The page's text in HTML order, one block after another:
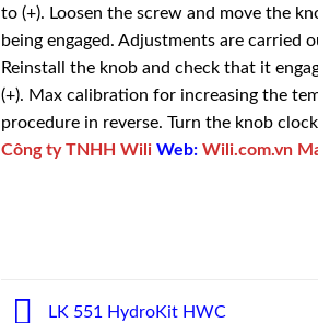
to (+). Loosen the screw and move the
being engaged. Adjustments are carried
Reinstall the knob and check that it
(+). Max calibration for increasing the
procedure in reverse. Turn the knob
Công ty TNHH Wili Web: Wili.com.vn
LK 551 HydroKit HWC